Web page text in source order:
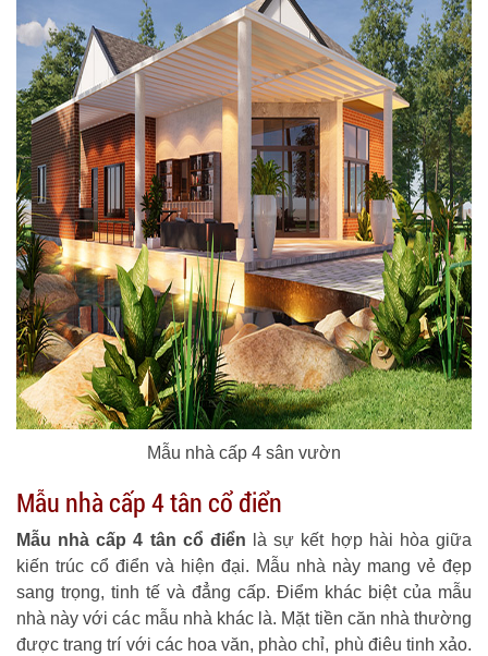
Mẫu nhà cấp 4 sân vườn
Mẫu nhà cấp 4 tân cổ điển
Mẫu nhà cấp 4 tân cổ điển là sự kết hợp hài hòa giữa
kiến trúc cổ điển và hiện đại. Mẫu nhà này mang vẻ đẹp
sang trọng, tinh tế và đẳng cấp. Điểm khác biệt của mẫu
nhà này với các mẫu nhà khác là. Mặt tiền căn nhà thường
được trang trí với các hoa văn, phào chỉ, phù điêu tinh xảo.